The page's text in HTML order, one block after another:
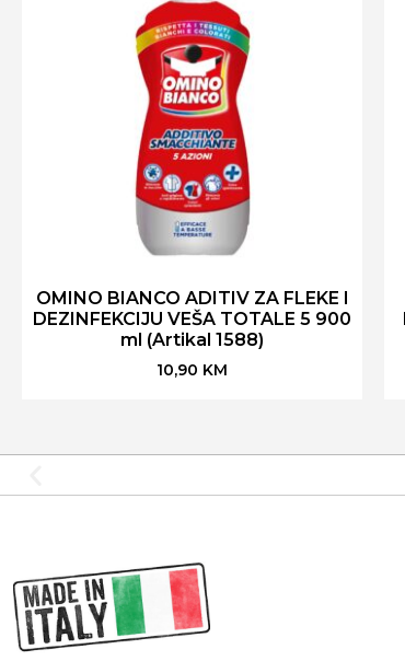
OMINO BIANCO ADITIV ZA FLEKE I
DEZINFEKCIJU VEŠA TOTALE 5 900
ml (Artikal 1588)
10,90 KM